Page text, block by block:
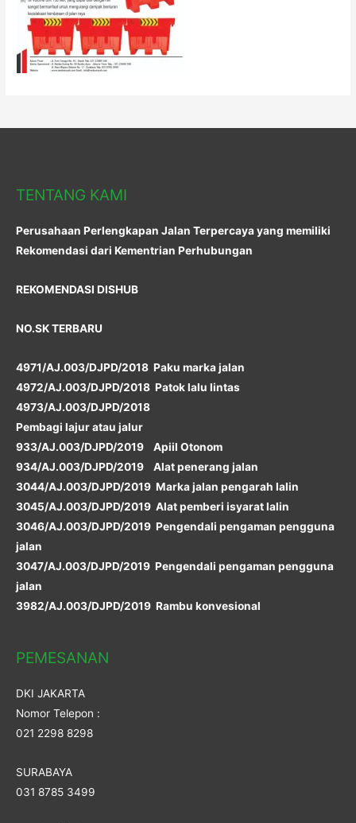
TENTANG KAMI
Perusahaan Perlengkapan Jalan Terpercaya yang memiliki
Rekomendasi dari Kementrian Perhubungan
REKOMENDASI DISHUB
NO.SK TERBARU
4971/AJ.003/DJPD/2018 Paku marka jalan
4972/AJ.003/DJPD/2018 Patok lalu lintas
4973/AJ.003/DJPD/2018
Pembagi lajur atau jalur
933/AJ.003/DJPD/2019 Apiil Otonom
934/AJ.003/DJPD/2019 Alat penerang jalan
3044/AJ.003/DJPD/2019 Marka jalan pengarah lalin
3045/AJ.003/DJPD/2019 Alat pemberi isyarat lalin
3046/AJ.003/DJPD/2019 Pengendali pengaman pengguna
jalan
3047/AJ.003/DJPD/2019 Pengendali pengaman pengguna
jalan
3982/AJ.003/DJPD/2019 Rambu konvesional
PEMESANAN
DKI JAKARTA
Nomor Telepon :
021 2298 8298
SURABAYA
031 8785 3499